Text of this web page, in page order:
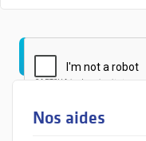
Nos aides